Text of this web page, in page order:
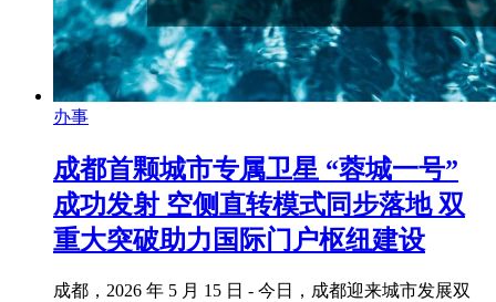
办事
成都首颗城市专属卫星 “蓉城一号”
成功发射 空侧直转模式同步落地 双
重大突破助力国际门户枢纽建设
成都，2026 年 5 月 15 日 - 今日，成都迎来城市发展双